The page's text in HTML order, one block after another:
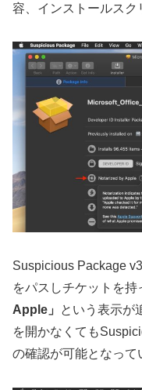
容、インストールスク
Suspicious Package
をパスしチケットを持
Apple」
という表示が
を開かなくても
の確認が可能となって